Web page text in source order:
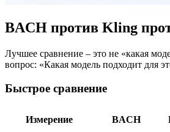
BACH против Kling
Лучшее сравнение – это не «какая
вопрос: «Какая модель подходит для
Быстрое сравнение
Измерение BACH